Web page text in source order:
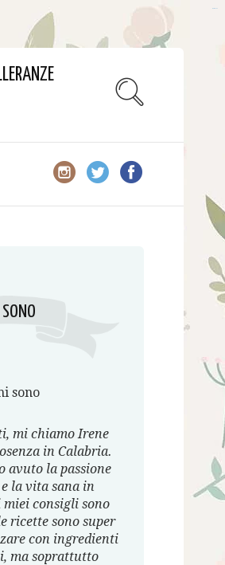
mi chiamo Irene
in Calabria.
avuto la passione
la vita sana in
consigli sono
ricette sono super
con ingredienti
ma soprattutto